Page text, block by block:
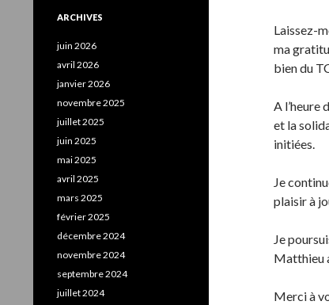
Laissez-
ma
bien du
A l’heure
et la
initiées.
Je
plaisir à
Je
Matthieu
Merci à
ARCHIVES
juin 2026
avril 2026
janvier 2026
novembre 2025
juillet 2025
juin 2025
mai 2025
avril 2025
mars 2025
février 2025
décembre 2024
novembre 2024
septembre 2024
juillet 2024